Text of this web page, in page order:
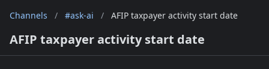
Channels / #ask-ai / AFIP taxpayer activity start date
AFIP taxpayer activity start date